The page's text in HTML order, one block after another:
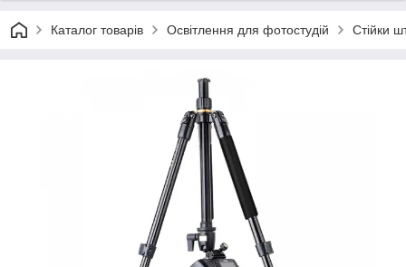
Каталог товарів Освітлення для фотостудій Стійки